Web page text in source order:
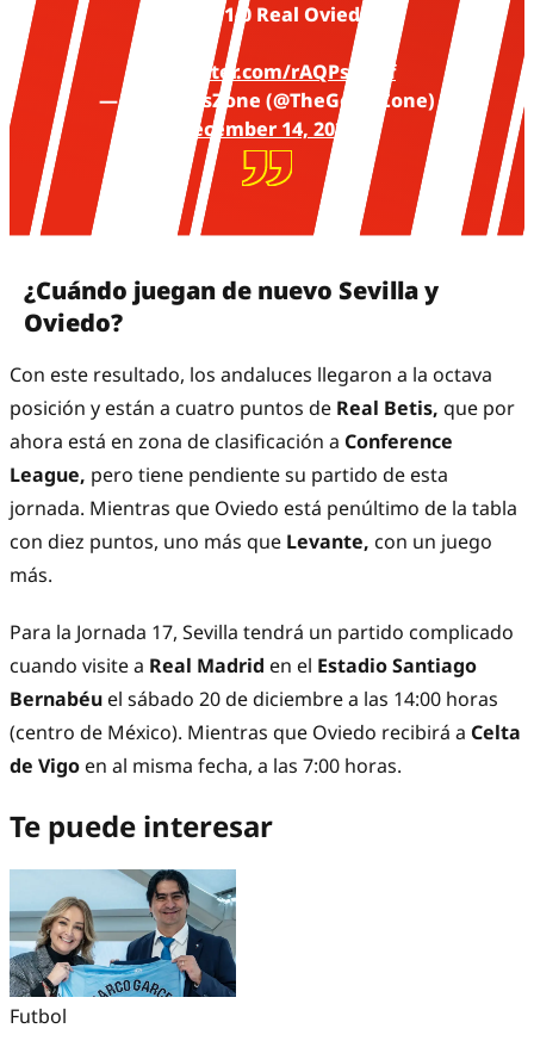
Sevilla 1-0 Real Oviedo.
pic.twitter.com/rAQPsy0lPf
— TheGoalsZone (@TheGoalsZone)
December 14, 2025
¿Cuándo juegan de nuevo Sevilla y
Oviedo?
Con este resultado, los andaluces llegaron a la octava
posición y están a cuatro puntos de Real Betis, que por
ahora está en zona de clasificación a Conference
League, pero tiene pendiente su partido de esta
jornada. Mientras que Oviedo está penúltimo de la tabla
con diez puntos, uno más que Levante, con un juego
más.
Para la Jornada 17, Sevilla tendrá un partido complicado
cuando visite a Real Madrid en el Estadio Santiago
Bernabéu el sábado 20 de diciembre a las 14:00 horas
(centro de México). Mientras que Oviedo recibirá a Celta
de Vigo en al misma fecha, a las 7:00 horas.
Te puede interesar
Futbol